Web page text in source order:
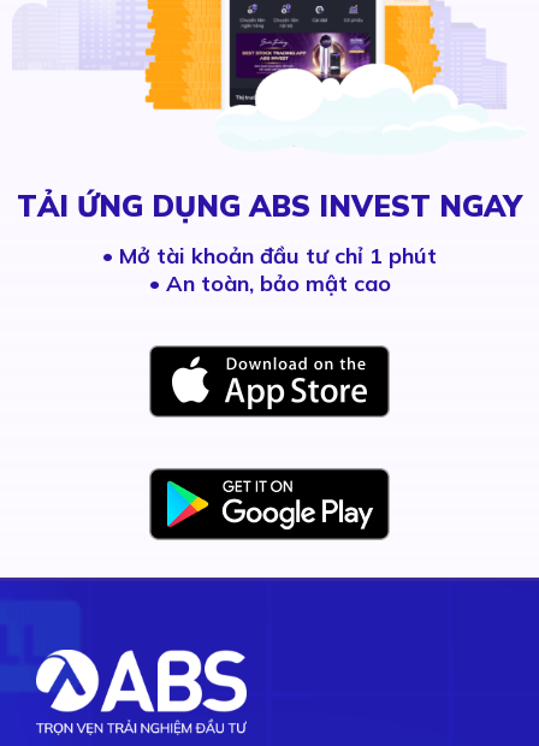
TẢI ỨNG DỤNG ABS INVEST NGAY
• Mở tài khoản đầu tư chỉ 1 phút
• An toàn, bảo mật cao